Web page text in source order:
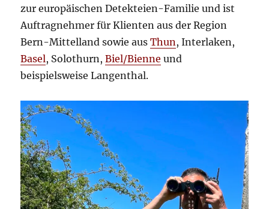
zur europäischen Detekteien-Familie und ist
Auftragnehmer für Klienten aus der Region
Bern-Mittelland sowie ausThun , Interlaken,
Basel, Solothurn,Biel/Bienne und
beispielsweise Langenthal.